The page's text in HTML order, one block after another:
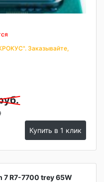
Заказывайте,
Купить в 1 клик
7 R7-7700 trey 65W